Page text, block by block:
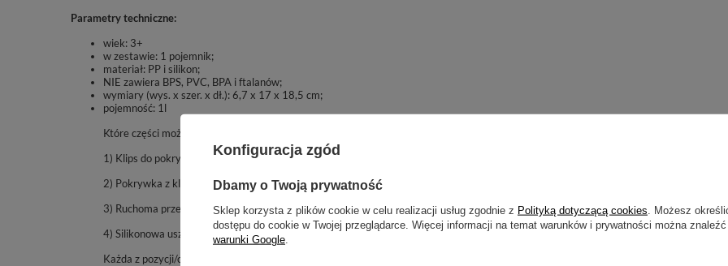
Parametry techniczne:
wiek: 3+
w zestawie: 1 pojemnik;
materiał: PP i silikon;
NIE zawiera BPS, PVC, BPA i ftalanów;
wymiary (wys. x szer. x dł.): 6,7 x 17 x 18,5 cm;
pojemność: 1l
Które części możesz wymienić w mini lunchboxie, b.box?
1) Klips do pokrywki lunchboxa/mini lunchboxa/snackboxa, b.box
2) Pokrywka z klipsem do mini lunchboxa, b.box
3) Ruchoma przegroda do lunchboxa/mini lunchboxa, b.box
4) Silikonowa uszczelka na pokrywce mini lunchboxa, b.box
Każda z pozycji/części zamiennych do dokupienia osobno.
Konfiguracja zgód
Dbamy o Twoją prywatność
Sklep korzysta z plików cookie w celu realizacji usług zgodnie z Polityką dotyczącą cookies . Możesz
dostępu do cookie w Twojej przeglądarce. Więcej informacji na temat warunków i prywatności można
warunki Google